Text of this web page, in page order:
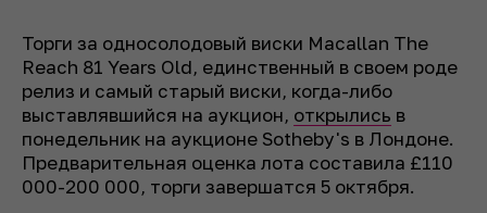
Торги за односолодовый виски Macallan The
Reach 81 Years Old, единственный в своем роде
релиз и самый старый виски, когда-либо
выставлявшийся на аукцион, открылись в
понедельник на аукционе Sotheby's в Лондоне.
Предварительная оценка лота составила £110
000-200 000, торги завершатся 5 октября.